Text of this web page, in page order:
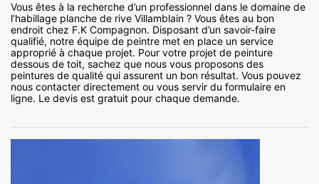
Vous êtes à la recherche d’un professionnel dans le domaine de
l’habillage planche de rive Villamblain ? Vous êtes au bon
endroit chez F.K Compagnon. Disposant d’un savoir-faire
qualifié, notre équipe de peintre met en place un service
approprié à chaque projet. Pour votre projet de peinture
dessous de toit, sachez que nous vous proposons des
peintures de qualité qui assurent un bon résultat. Vous pouvez
nous contacter directement ou vous servir du formulaire en
ligne. Le devis est gratuit pour chaque demande.